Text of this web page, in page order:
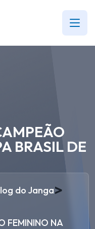
BRASIL DE
do Janga>
FEMININO NA